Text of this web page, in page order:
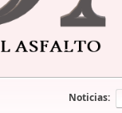
Noticias: